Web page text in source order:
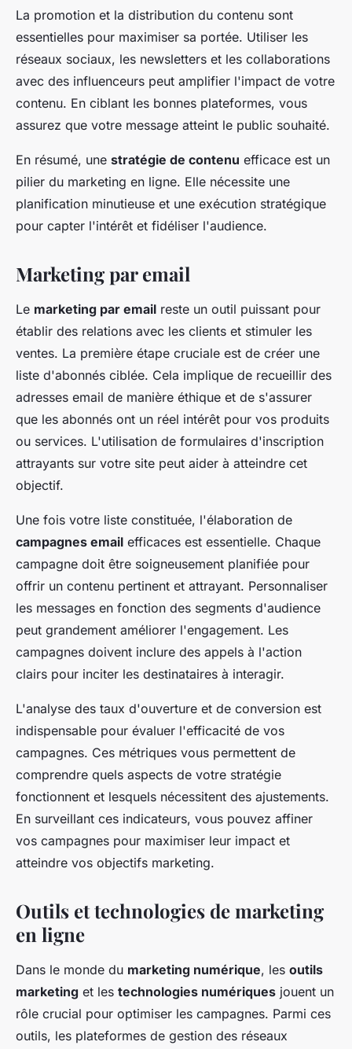
La promotion et la distribution du contenu sont
essentielles pour maximiser sa portée. Utiliser les
réseaux sociaux, les newsletters et les collaborations
avec des influenceurs peut amplifier l'impact de votre
contenu. En ciblant les bonnes plateformes, vous
assurez que votre message atteint le public souhaité.
En résumé, une stratégie de contenu efficace est un
pilier du marketing en ligne. Elle nécessite une
planification minutieuse et une exécution stratégique
pour capter l'intérêt et fidéliser l'audience.
Marketing par email
Le marketing par email reste un outil puissant pour
établir des relations avec les clients et stimuler les
ventes. La première étape cruciale est de créer une
liste d'abonnés ciblée. Cela implique de recueillir des
adresses email de manière éthique et de s'assurer
que les abonnés ont un réel intérêt pour vos produits
ou services. L'utilisation de formulaires d'inscription
attrayants sur votre site peut aider à atteindre cet
objectif.
Une fois votre liste constituée, l'élaboration de
campagnes email efficaces est essentielle. Chaque
campagne doit être soigneusement planifiée pour
offrir un contenu pertinent et attrayant. Personnaliser
les messages en fonction des segments d'audience
peut grandement améliorer l'engagement. Les
campagnes doivent inclure des appels à l'action
clairs pour inciter les destinataires à interagir.
L'analyse des taux d'ouverture et de conversion est
indispensable pour évaluer l'efficacité de vos
campagnes. Ces métriques vous permettent de
comprendre quels aspects de votre stratégie
fonctionnent et lesquels nécessitent des ajustements.
En surveillant ces indicateurs, vous pouvez affiner
vos campagnes pour maximiser leur impact et
atteindre vos objectifs marketing.
Outils et technologies de marketing
en ligne
Dans le monde du marketing numérique, les outils
marketing et les technologies numériques jouent un
rôle crucial pour optimiser les campagnes. Parmi ces
outils, les plateformes de gestion des réseaux